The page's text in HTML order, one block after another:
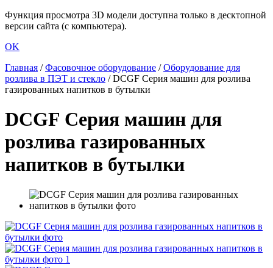
Функция просмотра 3D модели доступна только в десктопной
версии сайта (с компьютера).
OK
Главная /Фасовочное оборудование /Оборудование для
розлива в ПЭТ и стекло /DCGF Серия машин для розлива
газированных напитков в бутылки
DCGF Серия машин для
розлива газированных
напитков в бутылки